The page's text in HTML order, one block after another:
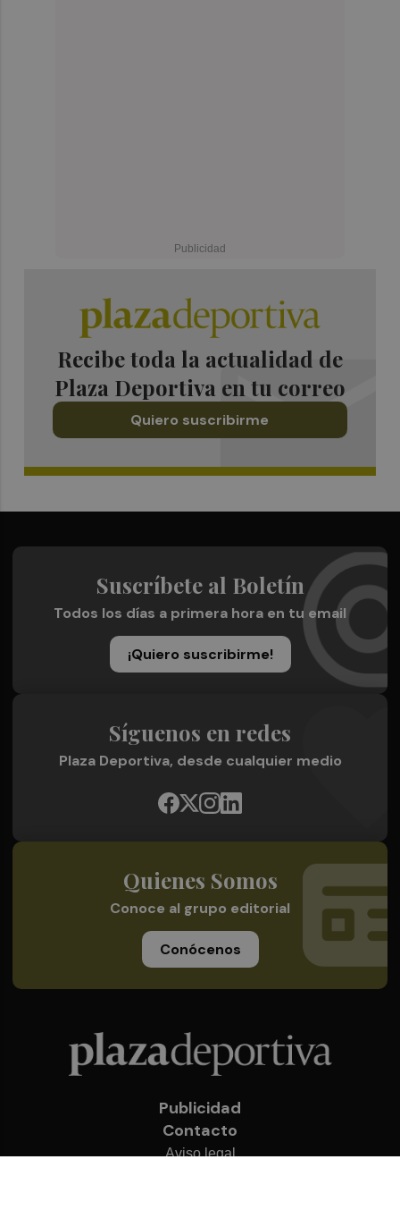
Recibe toda la actualidad de
Plaza Deportiva en tu correo
Quiero suscribirme
Suscríbete al Boletín
Todos los días a primera hora en tu email
¡Quiero suscribirme!
Síguenos en redes
Plaza Deportiva, desde cualquier medio
Quienes Somos
Conoce al grupo editorial
Conócenos
Publicidad
Contacto
Aviso legal